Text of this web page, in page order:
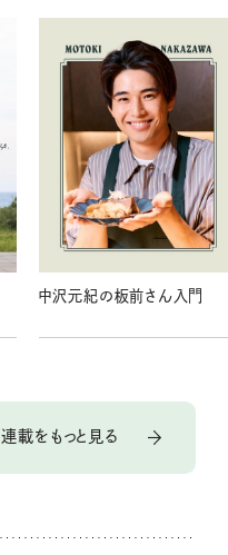
中沢元紀の板前さん入門
連載をもっと見る